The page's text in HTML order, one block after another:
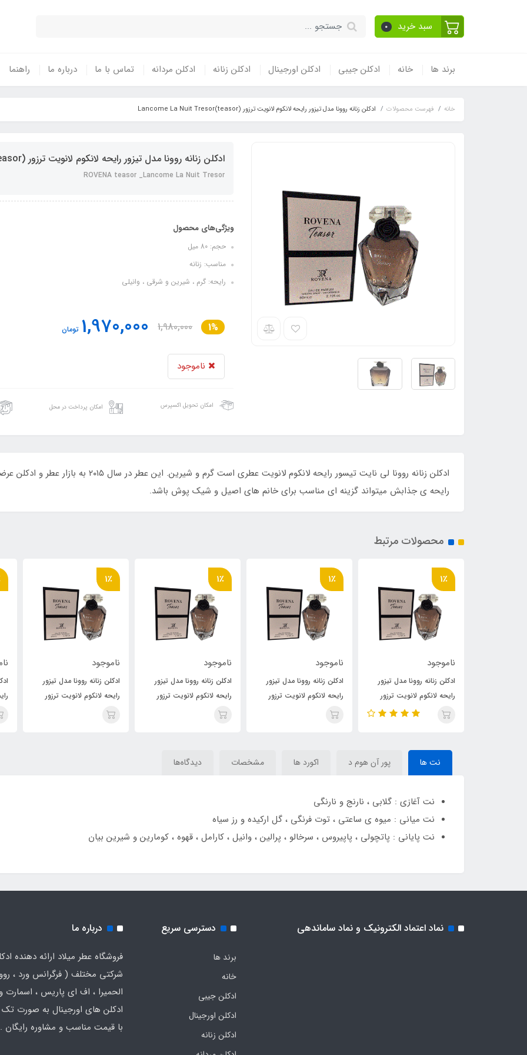
سبد خرید 0
برند ها خانه ادکلن جیبی ادکلن اورجینال ادکلن زنانه ادکلن مردانه تماس با ما درباره ما راهنما
خانه فهرست محصولات ادکلن زنانه روونا مدل تیزور رایحه لانکوم لانویت ترزور (teasor)Lancome La Nuit Tresor
ادکلن زنانه روونا مدل تیزور رایحه لانکوم لانویت ترزور (teasor)Lancome La Nuit Tresor
ROVENA teasor _Lancome La Nuit Tresor
ویژگی‌های محصول
حجم: 80 میل
مناسب: زنانه
رایحه: گرم ، شیرین و شرقی ، وانیلی
1%
1,980,000
1,970,000 تومان
ناموجود
امکان تحویل اکسپرس امکان پرداخت در محل
ادکلن زنانه روونا لی نایت تیسور رایحه لانکوم لانویت
رایحه ی جذابش میتواند گزینه ای مناسب برای خانم های اصیل و شیک پوش باشد.
محصولات مرتبط
1٪
ناموجود
ادکلن زنانه روونا مدل تیزور
رایحه لانکوم لانویت ترزور
(teasor)Lancome La Nuit
1٪
ناموجود
ادکلن زنانه روونا مدل تیزور
رایحه لانکوم لانویت ترزور
1٪
ناموجود
ادکلن زنانه روونا مدل تیزور
رایحه لانکوم لانویت ترزور
1٪
ناموجود
ادکلن زنانه روونا مدل تیزور
رایحه لانکوم لانویت ترزور
نت ها پور آن هوم د اکورد ها مشخصات دیدگاه‌ها
نت آغازی : گلابی ، نارنج و نارنگی
نت میانی : میوه ‌ی ساعتی ، توت فرنگی ، گل ارکیده و رز سیاه
نت پایانی : پاتچولی ، پاپیروس ، سرخالو ، پرالین ، وانیل ، کارامل ، قهوه ، کومارین و شیرین بیان
نماد اعتماد الکترونیک و نماد ساماندهی دسترسی سریع
برند ها
خانه
ادکلن جیبی
ادکلن اورجینال
ادکلن زنانه
درباره ما
فروشگاه عطر میلاد ارائه دهنده
شرکتی مختلف ( فرگرانس ورد ،
الحمیرا ، اف ای پاریس ، اسمارت
ادکلن های اورجینال به صورت
با قیمت مناسب و مشاوره رایگان .